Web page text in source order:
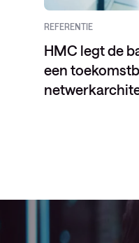
REFERENTIE
HMC legt de
een